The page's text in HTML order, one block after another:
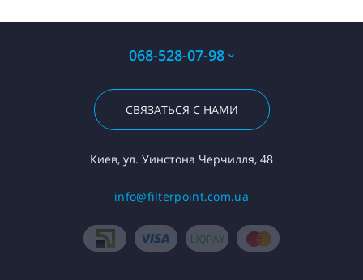
068-528-07-98
СВЯЗАТЬСЯ С НАМИ
Киев, ул. Уинстона Черчилля, 48
info@filterpoint.com.ua